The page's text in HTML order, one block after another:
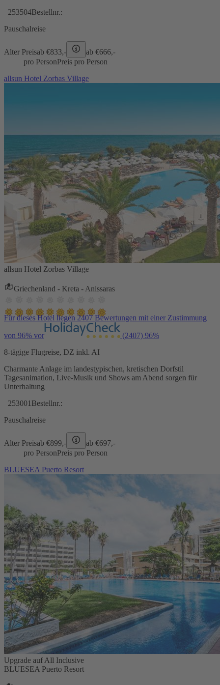
253504Bestellnr.:
Pauschalreise
Alter Preisab €833,- ab €666,-
pro PersonPreis pro Person
allsun Hotel Zorbas Village
allsun Hotel Zorbas Village
Griechenland - Kreta - Anissaras
Für dieses Hotel liegen 2407 Bewertungen mit einer Zustimmung
von 96% vor (2407) 96%
8-tägige Flugreise, DZ inkl. AI
Charmante Anlage im landestypischen, kretischen Dorfstil
Tagesanimation, Live-Musik und Shows am Abend sorgen für
Unterhaltung
253001 Bestellnr.:
Pauschalreise
Alter Preisab €899,- ab €697,-
pro PersonPreis pro Person
BLUESEA Puerto Resort
Upgrade auf All Inclusive
BLUESEA Puerto Resort